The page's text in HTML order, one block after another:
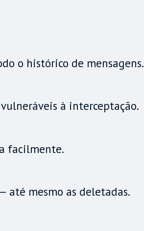
o histórico de mensagens.
à interceptação.
facilmente.
até mesmo as deletadas.